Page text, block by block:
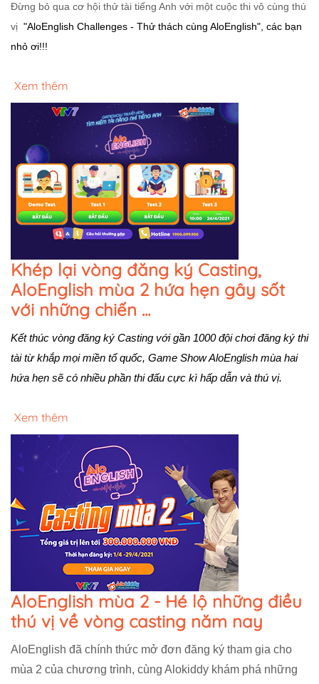
Đừng bỏ qua cơ hội thử tài tiếng Anh với một cuộc thi vô cùng thú
vị "AloEnglish Challenges - Thử thách cùng AloEnglish", các bạn
nhỏ ơi!!!
Xem thêm
Khép lại vòng đăng ký Casting,
AloEnglish mùa 2 hứa hẹn gây sốt
với những chiến ...
Kết thúc vòng đăng ký Casting với gần 1000 đội chơi đăng ký thi
tài từ khắp mọi miền tổ quốc, Game Show AloEnglish mùa hai
hứa hẹn sẽ có nhiều phần thi đấu cực kì hấp dẫn và thú vị.
Xem thêm
AloEnglish mùa 2 - Hé lộ những điều
thú vị về vòng casting năm nay
AloEnglish đã chính thức mở đơn đăng ký tham gia cho
mùa 2 của chương trình, cùng Alokiddy khám phá những